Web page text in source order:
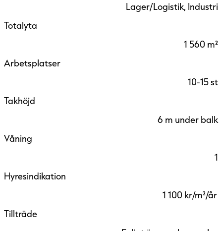
Lager/Logistik, Industri
Totalyta
1 560 m²
Arbetsplatser
10-15 st
Takhöjd
6 m under balk
Våning
1
Hyresindikation
1 100 kr/m²/år
Tillträde